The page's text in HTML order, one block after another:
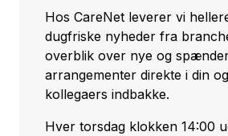
Hos CareNet leverer vi
dugfriske nyheder fra
overblik over nye og
arrangementer direkte i din
kollegaers indbakke.
Hver torsdag klokken 14:00